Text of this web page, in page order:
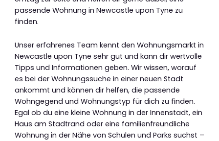
passende Wohnung in Newcastle upon Tyne zu
finden.
Unser erfahrenes Team kennt den Wohnungsmarkt in
Newcastle upon Tyne sehr gut und kann dir wertvolle
Tipps und Informationen geben. Wir wissen, worauf
es bei der Wohnungssuche in einer neuen Stadt
ankommt und können dir helfen, die passende
Wohngegend und Wohnungstyp für dich zu finden.
Egal ob du eine kleine Wohnung in der Innenstadt, ein
Haus am Stadtrand oder eine familienfreundliche
Wohnung in der Nähe von Schulen und Parks suchst –